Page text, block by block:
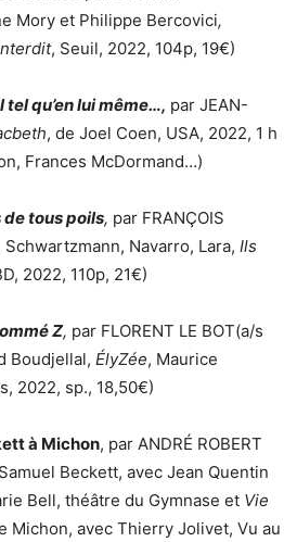
Mory et Philippe Bercovici,
, Seuil, 2022, 104p, 19€)
qu’en lui même…, par JEAN-
, de Joel Coen, USA, 2022, 1 h
Frances McDormand…)
tous poils, par FRANÇOIS
Schwartzmann, Navarro, Lara, Ils
2022, 110p, 21€)
Z, par FLORENT LE BOT(a/s
Boudjellal, ÉlyZée, Maurice
2022, sp., 18,50€)
à Michon, par ANDRÉ ROBERT
Beckett, avec Jean Quentin
Bell, théâtre du Gymnase et Vie
Michon, avec Thierry Jolivet, Vu au